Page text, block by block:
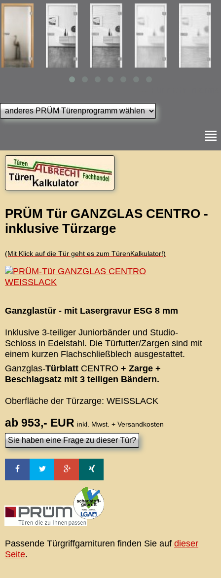
PRÜM Tür GANZGLAS CENTRO -
inklusive Türzarge
(Mit Klick auf die Tür geht es zum TürenKalkulator!)
Ganzglastür - mit Lasergravur ESG 8 mm
Inklusive 3-teiliger Juniorbänder und Studio-
Schloss in Edelstahl. Die Türfutter/Zargen sind mit
einem kurzen Flachschließblech ausgestattet.
Ganzglas-Türblatt CENTRO + Zarge +
Beschlagsatz mit 3 teiligen Bändern.
Oberfläche der Türzarge: WEISSLACK
ab 953,- EUR inkl. Mwst. + Versandkosten
Passende Türgriffgarnituren finden Sie auf dieser
Seite.